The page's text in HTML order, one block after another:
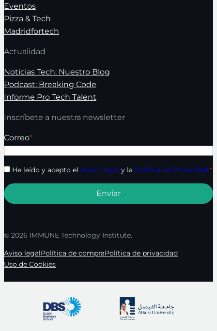
Eventos
Pizza & Tech
Madridfortech
Actualidad
Noticias Tech: Nuestro Blog
Podcast: Breaking Code
Informe Pro Tech Talent
Inscríbete a nuestra newsletter
Correo*
He leído y acepto el Aviso Legal y la Política de Privacidad.*
© 2026 IMMUNE Technology Institute.
Aviso legalPolítica de compraPolítica de privacidad
Uso de Cookies